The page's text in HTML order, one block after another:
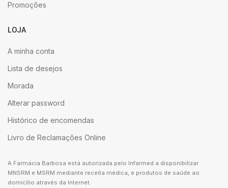
Promoções
LOJA
A minha conta
Lista de desejos
Morada
Alterar password
Histórico de encomendas
Livro de Reclamações Online
A Farmácia Barbosa está autorizada pelo Infarmed a disponibilizar
MNSRM e MSRM mediante receita médica, e produtos de saúde ao
domicílio através da Internet.